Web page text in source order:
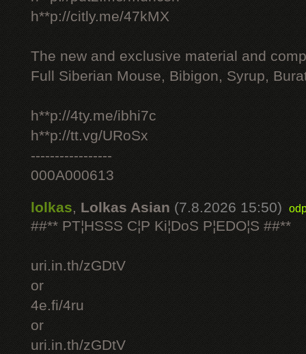
h**p://citly.me/47kMX
The new and exclusive material and
Full Siberian Mouse, Bibigon, Syrup,
h**p://4ty.me/ibhi7c
h**p://tt.vg/URoSx
-----------------
000A000613
lolkas, Lolkas Asian (7.8.2026 15:50)
##** PT¦HSSS C¦P Ki¦DoS P¦EDO¦S ##**
uri.in.th/zGDtV
or
4e.fi/4ru
or
uri.in.th/zGDtV